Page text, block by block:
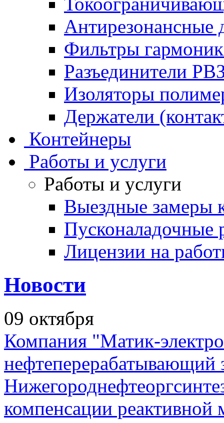
Антирезонансные
Фильтры
Разъединители
Изоляторы
Держатели
Контейнеры
Работы и услуги
Работы и услуги
Выездные замеры
Лицензии на
Новости
09 октября
Компания "Матик-
компенсации